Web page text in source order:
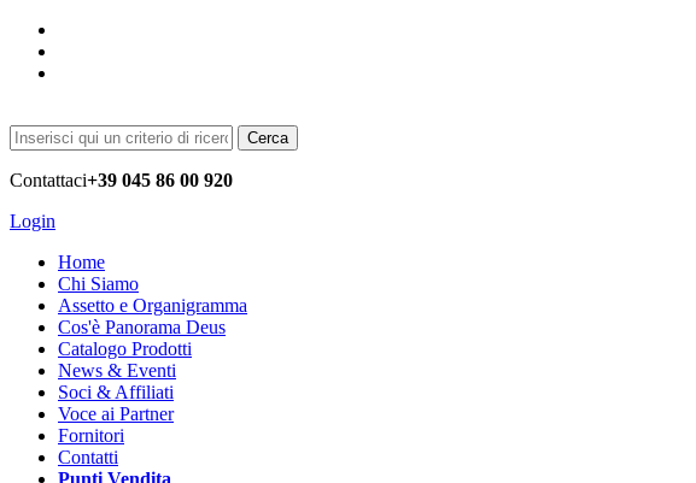
Cerca
Contattaci+39 045 86 00 920
Login
Home
Chi Siamo
Assetto e Organigramma
Cos'è Panorama Deus
Catalogo Prodotti
News & Eventi
Soci & Affiliati
Voce ai Partner
Fornitori
Contatti
Punti Vendita